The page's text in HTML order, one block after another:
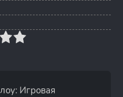
Игровая